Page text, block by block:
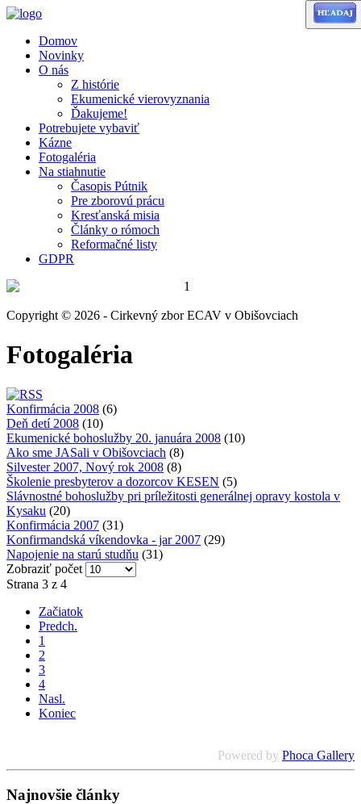
Domov
Novinky
O nás
Z histórie
Ekumenické vierovyznania
Ďakujeme!
Potrebujete vybaviť
Kázne
Fotogaléria
Na stiahnutie
Časopis Pútnik
Pre zborovú prácu
Kresťanská misia
Články o rómoch
Reformačné listy
GDPR
Copyright © 2026 - Cirkevný zbor ECAV v Obišovciach
Fotogaléria
Konfirmácia 2008 (6)
Deň detí 2008 (10)
Ekumenické bohoslužby 20. januára 2008 (10)
Ako sme JASali v Obišovciach (8)
Silvester 2007, Nový rok 2008 (8)
Školenie presbyterov a dozorcov KESEN (5)
Slávnostné bohoslužby pri príležitosti generálnej opravy kostola v
Kysaku (20)
Konfirmácia 2007 (31)
Konfirmandská víkendovka - jar 2007 (29)
Napojenie na starú studňu (31)
Zobraziť počet
Strana 3 z 4
Začiatok
Predch.
1
2
3
4
Nasl.
Koniec
Powered by Phoca Gallery
Najnovšie články